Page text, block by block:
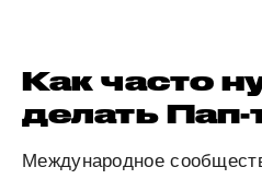
Как часто
делать Пап-
Международное